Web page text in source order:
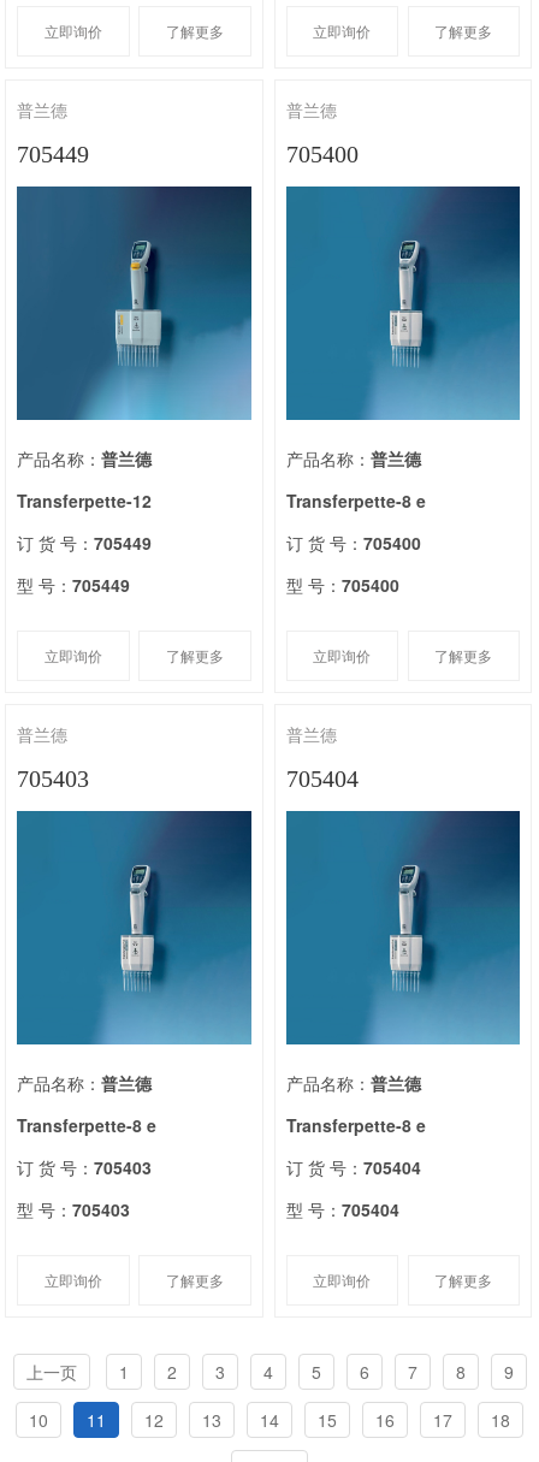
立即询价 了解更多 立即询价 了解更多
普兰德
705449
产品名称：普兰德
Transferpette-12
订 货 号：705449
型 号：705449
立即询价 了解更多
普兰德
705400
产品名称： 普兰德
Transferpette-8 e
订 货 号： 705400
型 号： 705400
立即询价 了解更多
普兰德
705403
产品名称：普兰德
Transferpette-8 e
订 货 号：705403
型 号：705403
立即询价 了解更多
普兰德
705404
产品名称： 普兰德
Transferpette-8 e
订 货 号： 705404
型 号： 705404
立即询价 了解更多
上一页 1 2 3 4 5 6 7 8
9
10
11 12 13 14 15 16 17
18